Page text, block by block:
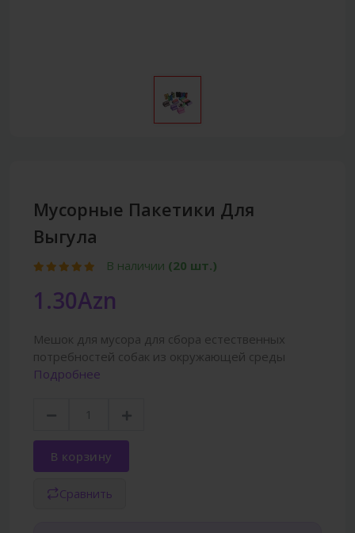
Мусорные Пакетики Для
Выгула
В наличии (20 шт.)
1.30Azn
Мешок для мусора для сбора естественных
потребностей собак из окружающей среды
Подробнее
В корзину
Сравнить